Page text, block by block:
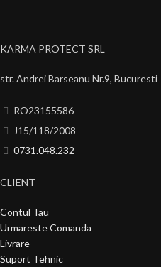
KARMA PROTECT SRL
str. Andrei Barseanu Nr.9, Bucuresti
RO23155586
J15/118/2008
0731.048.232
CLIENT
Contul Tau
Urmareste Comanda
Livrare
Suport Tehnic